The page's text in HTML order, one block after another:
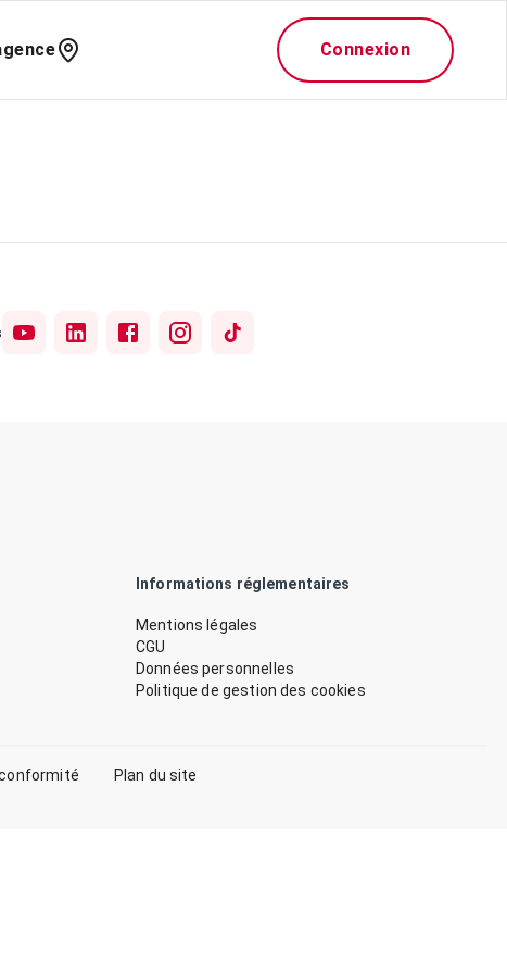
Connexion
Informations réglementaires
Mentions légales
CGU
Données personnelles
Politique de gestion des cookies
Plan du site